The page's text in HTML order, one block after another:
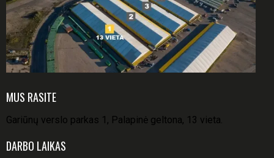
MUS RASITE
Gariūnų verslo parkas 1, Palapinė geltona, 13 vieta.
DARBO LAIKAS